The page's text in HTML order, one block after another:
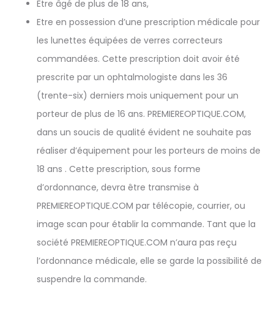
Etre âgé de plus de 18 ans,
Etre en possession d’une prescription médicale pour
les lunettes équipées de verres correcteurs
commandées. Cette prescription doit avoir été
prescrite par un ophtalmologiste dans les 36
(trente-six) derniers mois uniquement pour un
porteur de plus de 16 ans. PREMIEREOPTIQUE.COM,
dans un soucis de qualité évident ne souhaite pas
réaliser d’équipement pour les porteurs de moins de
18 ans . Cette prescription, sous forme
d’ordonnance, devra être transmise à
PREMIEREOPTIQUE.COM par télécopie, courrier, ou
image scan pour établir la commande. Tant que la
société PREMIEREOPTIQUE.COM n’aura pas reçu
l’ordonnance médicale, elle se garde la possibilité de
suspendre la commande.